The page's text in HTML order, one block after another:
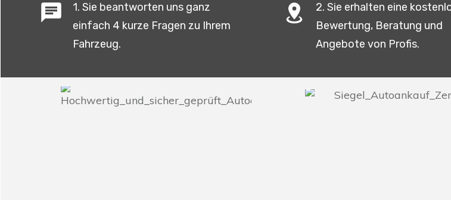
1. Sie beantworten uns ganz
einfach 4 kurze Fragen zu Ihrem
Fahrzeug.
2. Sie erhalten eine
Bewertung, Beratung und
Angebote von Profis.